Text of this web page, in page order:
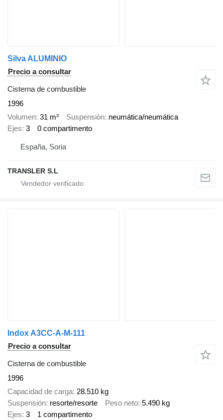
Silva ALUMINIO
Precio a consultar
Cisterna de combustible
1996
Volumen 31 m³ Suspensión neumática/neumática
Ejes 3 0 compartimento
España, Soria
TRANSLER S.L
Indox A3CC-A-M-111
Precio a consultar
Cisterna de combustible
1996
Capacidad de carga 28.510 kg
Suspensión resorte/resorte Peso neto 5.490 kg
Ejes 3 1 compartimento